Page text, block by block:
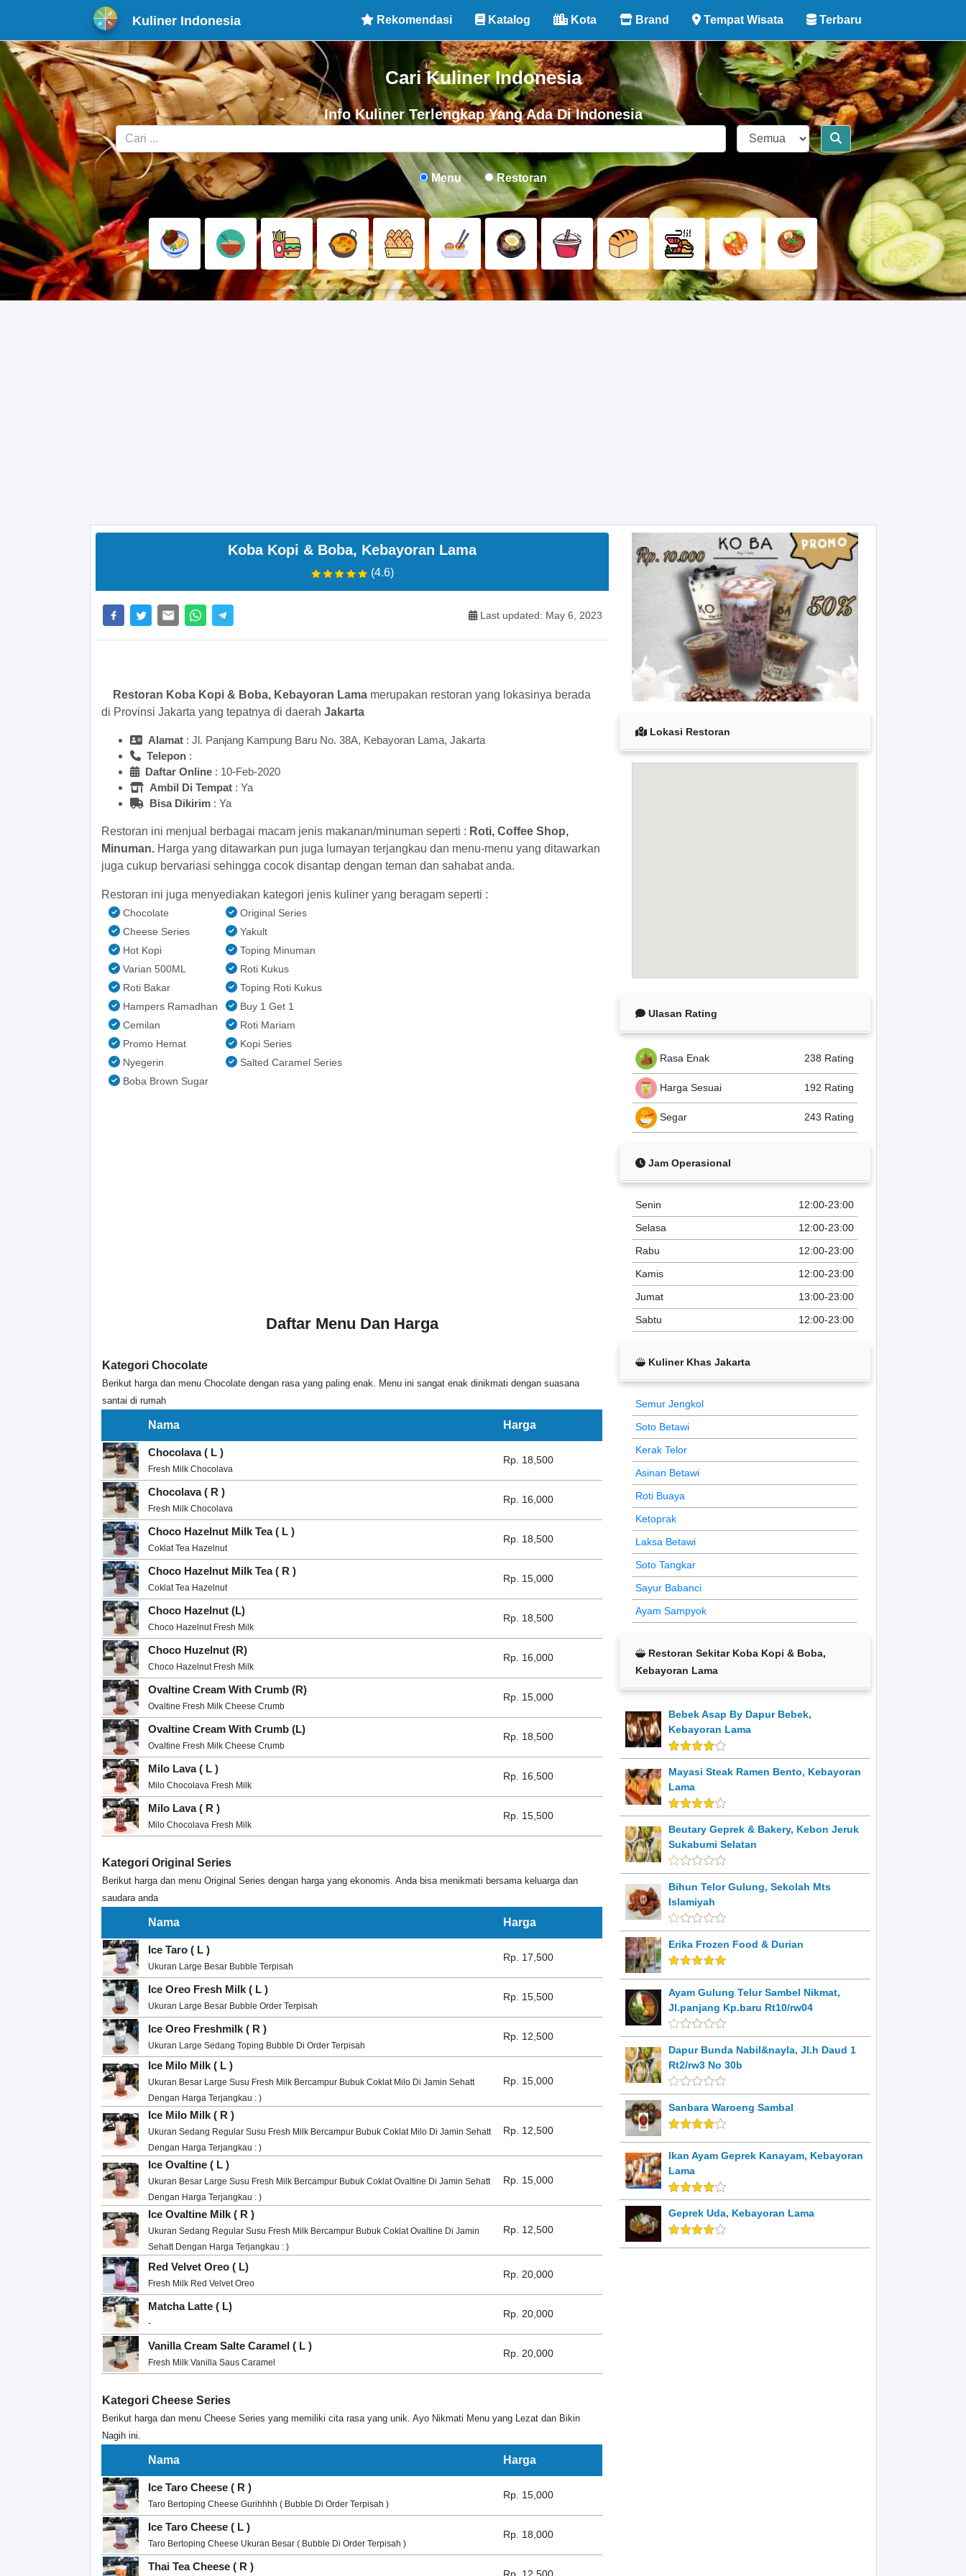
Kuliner Indonesia Rekomendasi Katalog Kota Brand Tempat Wisata Terbaru
Cari Kuliner Indonesia
Info Kuliner Terlengkap Yang Ada Di Indonesia
Menu Restoran
Koba Kopi & Boba, Kebayoran Lama
(4.6)
Last updated: May 6, 2023
Restoran Koba Kopi & Boba, Kebayoran Lama merupakan restoran yang lokasinya berada
di Provinsi Jakarta yang tepatnya di daerah Jakarta
Alamat : Jl. Panjang Kampung Baru No. 38A, Kebayoran Lama, Jakarta
Telepon :
Daftar Online : 10-Feb-2020
Ambil Di Tempat : Ya
Bisa Dikirim : Ya
Restoran ini menjual berbagai macam jenis makanan/minuman seperti : Roti, Coffee Shop,
Minuman. Harga yang ditawarkan pun juga lumayan terjangkau dan menu-menu yang ditawarkan
juga cukup bervariasi sehingga cocok disantap dengan teman dan sahabat anda.
Restoran ini juga menyediakan kategori jenis kuliner yang beragam seperti :
Chocolate
Original Series
Cheese Series
Yakult
Hot Kopi
Toping Minuman
Varian 500ML
Roti Kukus
Roti Bakar
Toping Roti Kukus
Hampers Ramadhan
Buy 1 Get 1
Cemilan
Roti Mariam
Promo Hemat
Kopi Series
Nyegerin
Salted Caramel Series
Boba Brown Sugar
Daftar Menu Dan Harga
Kategori Chocolate
Berikut harga dan menu Chocolate dengan rasa yang paling enak. Menu ini sangat enak dinikmati dengan suasana
santai di rumah
Nama Harga
Chocolava ( L )
Fresh Milk Chocolava
Rp. 18,500
Chocolava ( R )
Fresh Milk Chocolava
Rp. 16,000
Choco Hazelnut Milk Tea ( L )
Coklat Tea Hazelnut
Rp. 18,500
Choco Hazelnut Milk Tea ( R )
Coklat Tea Hazelnut
Rp. 15,000
Choco Hazelnut (L)
Choco Hazelnut Fresh Milk
Rp. 18,500
Choco Huzelnut (R)
Choco Hazelnut Fresh Milk
Rp. 16,000
Ovaltine Cream With Crumb (R)
Ovaltine Fresh Milk Cheese Crumb
Rp. 15,000
Ovaltine Cream With Crumb (L)
Ovaltine Fresh Milk Cheese Crumb
Rp. 18,500
Milo Lava ( L )
Milo Chocolava Fresh Milk
Rp. 16,500
Milo Lava ( R )
Milo Chocolava Fresh Milk
Rp. 15,500
Kategori Original Series
Berikut harga dan menu Original Series dengan harga yang ekonomis. Anda bisa menikmati bersama keluarga dan
saudara anda
Nama Harga
Ice Taro ( L )
Ukuran Large Besar Bubble Terpisah
Rp. 17,500
Ice Oreo Fresh Milk ( L )
Ukuran Large Besar Bubble Order Terpisah
Rp. 15,500
Ice Oreo Freshmilk ( R )
Ukuran Large Sedang Toping Bubble Di Order Terpisah
Rp. 12,500
Ice Milo Milk ( L )
Ukuran Besar Large Susu Fresh Milk Bercampur Bubuk Coklat Milo Di Jamin Sehatt
Dengan Harga Terjangkau : )
Rp. 15,000
Ice Milo Milk ( R )
Ukuran Sedang Regular Susu Fresh Milk Bercampur Bubuk Coklat Milo Di Jamin Sehatt
Dengan Harga Terjangkau : )
Rp. 12,500
Ice Ovaltine ( L )
Ukuran Besar Large Susu Fresh Milk Bercampur Bubuk Coklat Ovaltine Di Jamin Sehatt
Dengan Harga Terjangkau : )
Rp. 15,000
Ice Ovaltine Milk ( R )
Ukuran Sedang Regular Susu Fresh Milk Bercampur Bubuk Coklat Ovaltine Di Jamin
Sehatt Dengan Harga Terjangkau : )
Rp. 12,500
Red Velvet Oreo ( L)
Fresh Milk Red Velvet Oreo
Rp. 20,000
Matcha Latte ( L)
-
Rp. 20,000
Vanilla Cream Salte Caramel ( L )
Fresh Milk Vanilla Saus Caramel
Rp. 20,000
Kategori Cheese Series
Berikut harga dan menu Cheese Series yang memiliki cita rasa yang unik. Ayo Nikmati Menu yang Lezat dan Bikin
Nagih ini.
Nama Harga
Ice Taro Cheese ( R )
Taro Bertoping Cheese Gurihhhh ( Bubble Di Order Terpisah )
Rp. 15,000
Ice Taro Cheese ( L )
Taro Bertoping Cheese Ukuran Besar ( Bubble Di Order Terpisah )
Rp. 18,000
Thai Tea Cheese ( R )
Lokasi Restoran
Ulasan Rating
Rasa Enak 238 Rating
Harga Sesuai 192 Rating
Segar 243 Rating
Jam Operasional
Senin
12:00-23:00
Selasa
12:00-23:00
Rabu
12:00-23:00
Kamis
12:00-23:00
Jumat
13:00-23:00
Sabtu
12:00-23:00
Kuliner Khas Jakarta
Semur Jengkol
Soto Betawi
Kerak Telor
Asinan Betawi
Roti Buaya
Ketoprak
Laksa Betawi
Soto Tangkar
Sayur Babanci
Ayam Sampyok
Restoran Sekitar Koba Kopi & Boba,
Kebayoran Lama
Bebek Asap By Dapur Bebek,
Kebayoran Lama
Mayasi Steak Ramen Bento, Kebayoran
Lama
Beutary Geprek & Bakery, Kebon Jeruk
Sukabumi Selatan
Bihun Telor Gulung, Sekolah Mts
Islamiyah
Erika Frozen Food & Durian
Ayam Gulung Telur Sambel Nikmat,
Jl.panjang Kp.baru Rt10/rw04
Dapur Bunda Nabil&nayla, Jl.h Daud 1
Rt2/rw3 No 30b
Sanbara Waroeng Sambal
Ikan Ayam Geprek Kanayam, Kebayoran
Lama
Geprek Uda, Kebayoran Lama